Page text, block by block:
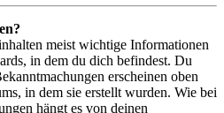
meist wichtige Informationen
in dem du dich befindest. Du
erscheinen oben
in dem sie erstellt wurden. Wie bei
hängt es von deinen